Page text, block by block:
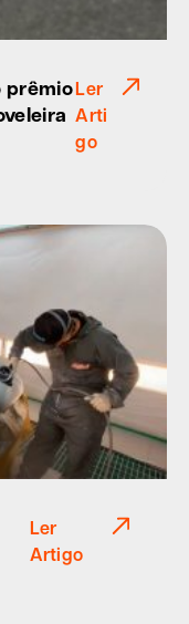
prêmioLer
Arti
go
Ler
Artigo